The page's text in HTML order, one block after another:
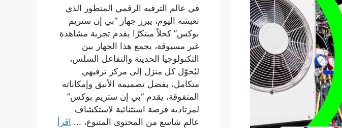
في عالم الترفيه الرقمي المتطور الذي
تعيشه اليوم، يبرز جهاز “بي إن ستريم
بوكس” كحلاً مبتكرًا يقدم تجربة مشاهدة
غير مسبوقة، يجمع هذا الجهاز بين
التكنولوجيا الحديثة والتفاعل السلس،
ليُحوّل كل منزل إلى مركز ترفيهي
متكامل، بفضل تصميمه الأنيق وإمكاناته
المتفوقة، يقدم “بي إن ستريم بوكس”
لمرتاديه فرصة استثنائية لاستكشاف
عالمٍ شاسع من المحتوى المتنوع، ... اقرأ